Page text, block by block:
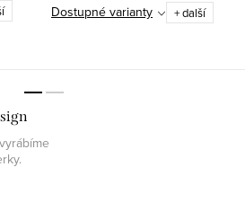
Dostupné varianty + další